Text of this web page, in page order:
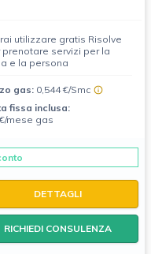
utilizzare gratis Risolve
prenotare servizi per la
e la persona
gas: 0,544 €/Smc
fissa inclusa:
mese gas
DETTAGLI
RICHIEDI CONSULENZA